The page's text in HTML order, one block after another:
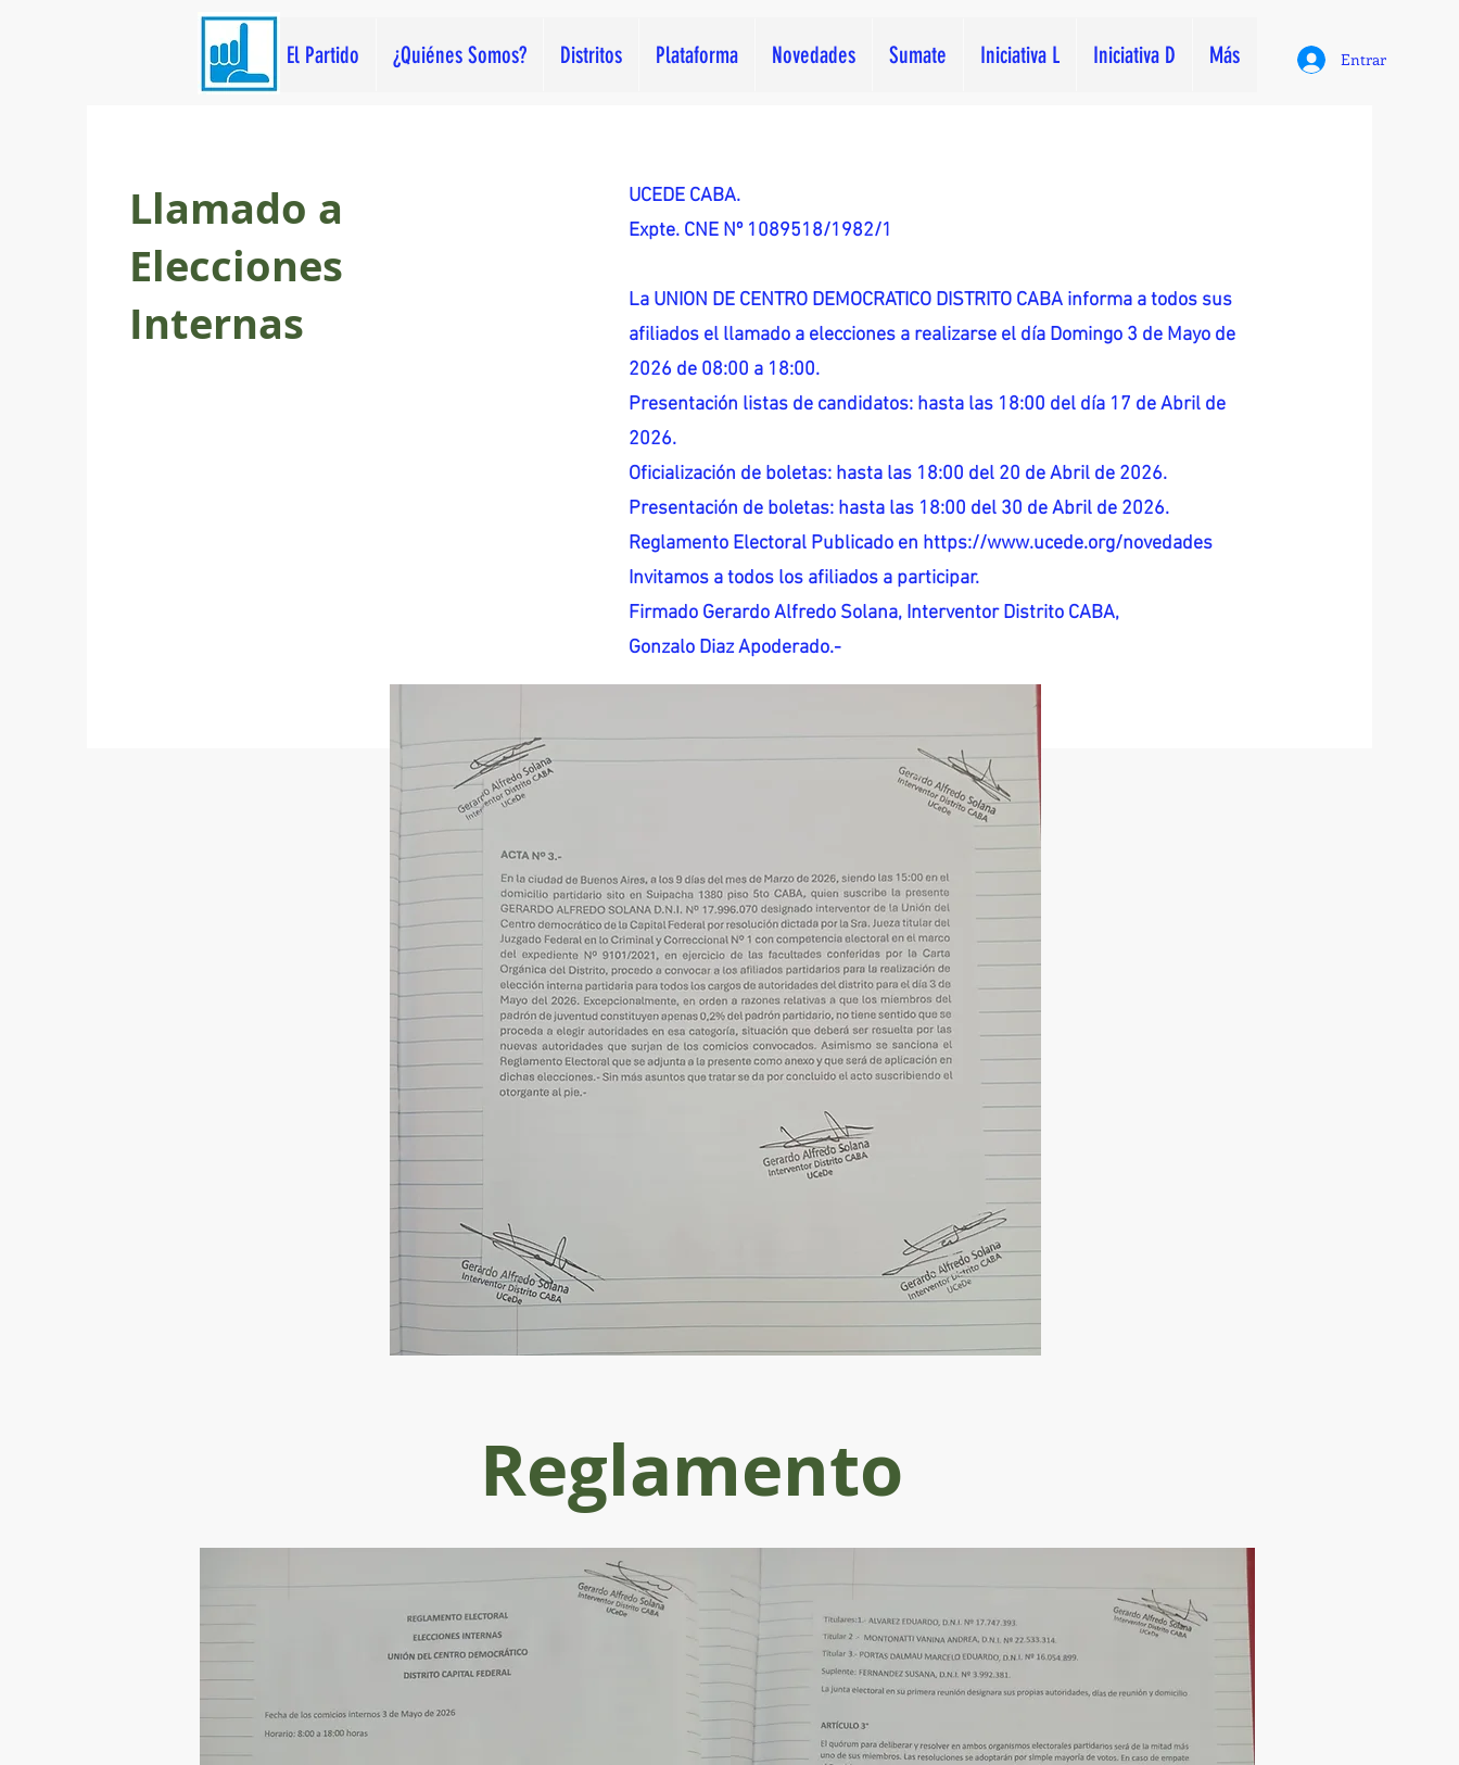
El Partido ¿Quiénes Somos? Distritos Plataforma Novedades Sumate Iniciativa L Iniciativa D Más Entrar
Llamado a
Elecciones
Internas
UCEDE CABA.
Expte. CNE Nº 1089518/1982/1
La UNION DE CENTRO DEMOCRATICO DISTRITO CABA informa a todos sus
afiliados el llamado a elecciones a realizarse el día Domingo 3 de Mayo de
2026 de 08:00 a 18:00.
Presentación listas de candidatos: hasta las 18:00 del día 17 de Abril de
2026.
Oficialización de boletas: hasta las 18:00 del 20 de Abril de 2026.
Presentación de boletas: hasta las 18:00 del 30 de Abril de 2026.
Reglamento Electoral Publicado en https://www.ucede.org/novedades
Invitamos a todos los afiliados a participar.
Firmado Gerardo Alfredo Solana, Interventor Distrito CABA,
Gonzalo Diaz Apoderado.-
Reglamento